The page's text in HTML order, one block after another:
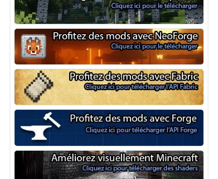
Optifine
NeoForge
Minecraft Fabric
Minecraft Forge